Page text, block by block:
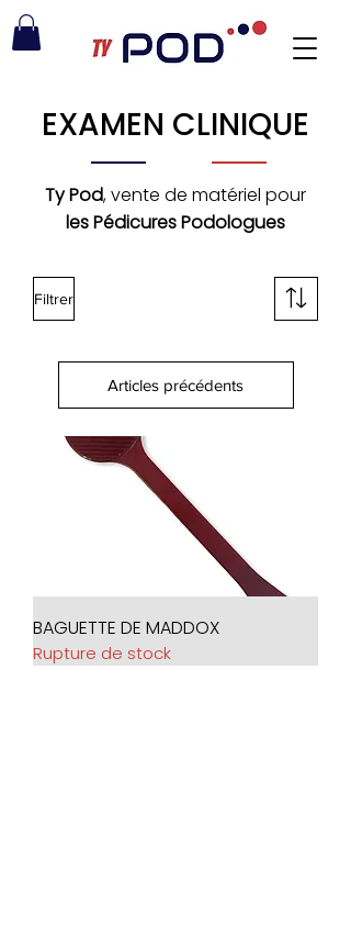
EXAMEN CLINIQUE
Ty Pod, vente de matériel pour
les Pédicures Podologues
Filtrer
Articles précédents
BAGUETTE DE MADDOX
Rupture de stock